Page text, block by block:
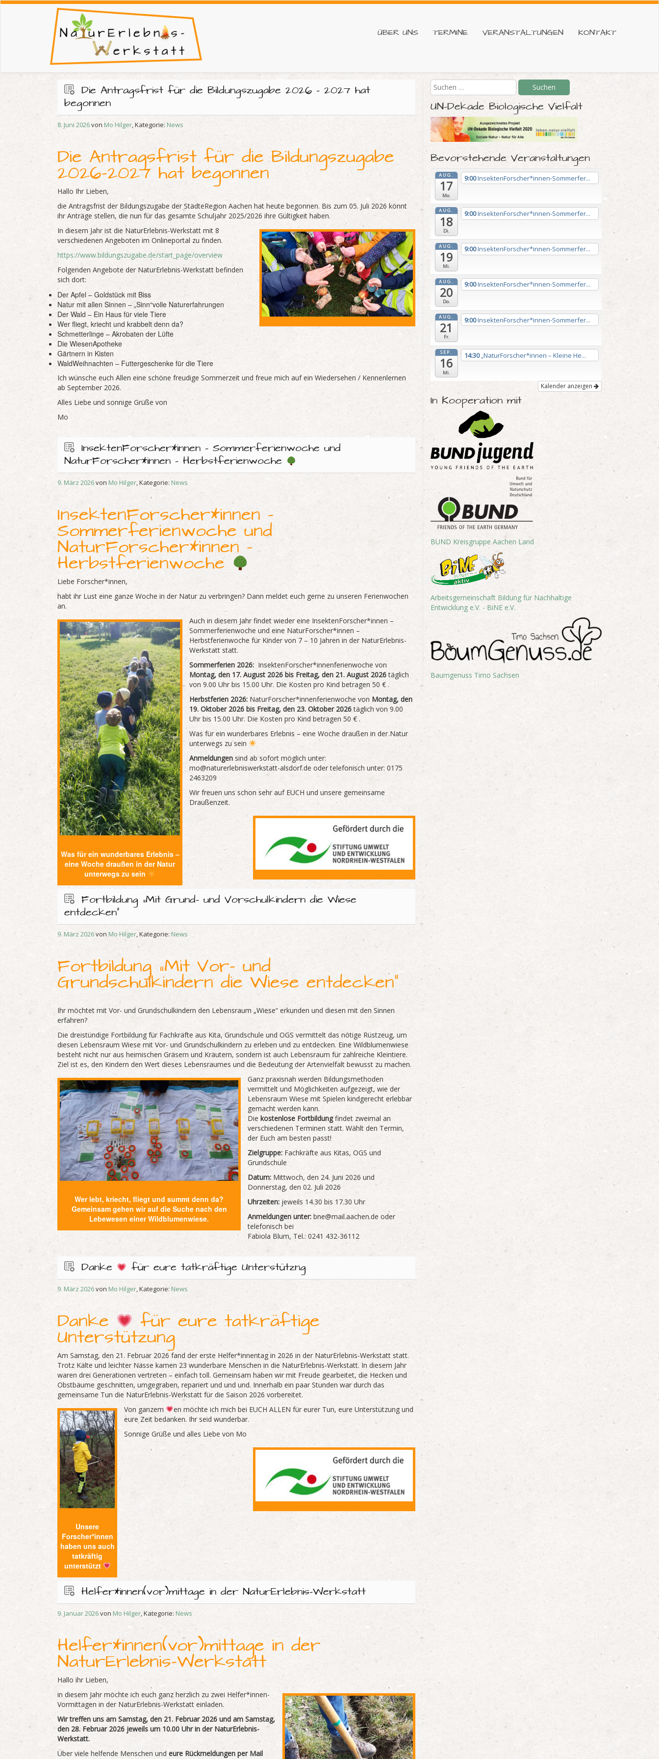
ÜBER UNS TERMINE VERANSTALTUNGEN KONTAKT
Die Antragsfrist für die Bildungszugabe 2026 – 2027 hat
begonnen
8. Juni 2026von Mo Hilger, Kategorie: News
Die Antragsfrist für die Bildungszugabe
2026-2027 hat begonnen
Hallo Ihr Lieben,
die Antragsfrist der Bildungszugabe der StädteRegion Aachen hat heute begonnen. Bis zum 05. Juli 2026 könnt
ihr Anträge stellen, die nun für das gesamte Schuljahr 2025/2026 ihre Gültigkeit haben.
In diesem Jahr ist die NaturErlebnis-Werkstatt mit 8
verschiedenen Angeboten im Onlineportal zu finden.
https://www.bildungszugabe.de/start_page/overview
Folgenden Angebote der NaturErlebnis-Werkstatt befinden
sich dort:
Der Apfel – Goldstück mit Biss
Natur mit allen Sinnen – „Sinn“volle Naturerfahrungen
Der Wald – Ein Haus für viele Tiere
Wer fliegt, kriecht und krabbelt denn da?
Schmetterlinge – Akrobaten der Lüfte
Die WiesenApotheke
Gärtnern in Kisten
WaldWeihnachten – Futtergeschenke für die Tiere
Ich wünsche euch Allen eine schöne freudige Sommerzeit und freue mich auf ein Wiedersehen / Kennenlernen
ab September 2026.
Alles Liebe und sonnige Grüße von
Mo
InsektenForscher*innen – Sommerferienwoche und
NaturForscher*innen – Herbstferienwoche
9. März 2026von Mo Hilger, Kategorie: News
InsektenForscher*innen –
Sommerferienwoche und
NaturForscher*innen –
Herbstferienwoche
Liebe Forscher*innen,
habt ihr Lust eine ganze Woche in der Natur zu verbringen? Dann meldet euch gerne zu unseren Ferienwochen
an.
Was für ein wunderbares Erlebnis –
eine Woche draußen in der Natur
unterwegs zu sein
Auch in diesem Jahr findet wieder eine InsektenForscher*innen –
Sommerferienwoche und eine NaturForscher*innen –
Herbstferienwoche für Kinder von 7 – 10 Jahren in der NaturErlebnis-
Werkstatt statt.
Sommerferien 2026: InsektenForscher*innenferienwoche von
Montag, den 17. August 2026 bis Freitag, den 21. August 2026täglich
von 9.00 Uhr bis 15.00 Uhr. Die Kosten pro Kind betragen 50 € .
Herbstferien 2026: NaturForscher*innenferienwoche von Montag, den
19. Oktober 2026 bis Freitag, den 23. Oktober 2026täglich von 9.00
Uhr bis 15.00 Uhr. Die Kosten pro Kind betragen 50 € .
Was für ein wunderbares Erlebnis – eine Woche draußen in der Natur
unterwegs zu sein
Anmeldungen sind ab sofort möglich unter:
mo@naturerlebniswerkstatt-alsdorf.de oder telefonisch unter: 0175
2463209
Wir freuen uns schon sehr auf EUCH und unsere gemeinsame
Draußenzeit.
Fortbildung „Mit Grund- und Vorschulkindern die Wiese
entdecken“
9. März 2026von Mo Hilger, Kategorie: News
Fortbildung „Mit Vor- und
Grundschulkindern die Wiese entdecken“
Ihr möchtet mit Vor- und Grundschulkindern den Lebensraum „Wiese“ erkunden und diesen mit den Sinnen
erfahren?
Die dreistündige Fortbildung für Fachkräfte aus Kita, Grundschule und OGS vermittelt das nötige Rüstzeug, um
diesen Lebensraum Wiese mit Vor- und Grundschulkindern zu erleben und zu entdecken. Eine Wildblumenwiese
besteht nicht nur aus heimischen Gräsern und Kräutern, sondern ist auch Lebensraum für zahlreiche Kleintiere.
Ziel ist es, den Kindern den Wert dieses Lebensraumes und die Bedeutung der Artenvielfalt bewusst zu machen.
Wer lebt, kriecht, fliegt und summt denn da?
Gemeinsam gehen wir auf die Suche nach den
Lebewesen einer Wildblumenwiese.
Ganz praxisnah werden Bildungsmethoden
vermittelt und Möglichkeiten aufgezeigt, wie der
Lebensraum Wiese mit Spielen kindgerecht erlebbar
gemacht werden kann.
Die kostenlose Fortbildungfindet zweimal an
verschiedenen Terminen statt. Wählt den Termin,
der Euch am besten passt!
Zielgruppe: Fachkräfte aus Kitas, OGS und
Grundschule
Datum: Mittwoch, den 24. Juni 2026 und
Donnerstag, den 02. Juli 2026
Uhrzeiten: jeweils 14.30 bis 17.30 Uhr
Anmeldungen unter: bne@mail.aachen.de oder
telefonisch bei
Fabiola Blum, Tel.: 0241 432-36112
Danke für eure tatkräftige Unterstützng
9. März 2026von Mo Hilger, Kategorie: News
Danke für eure tatkräftige
Unterstützung
Am Samstag, den 21. Februar 2026 fand der erste Helfer*innentag in 2026 in der NaturErlebnis-Werkstatt statt.
Trotz Kälte und leichter Nässe kamen 23 wunderbare Menschen in die NaturErlebnis-Werkstatt. In diesem Jahr
waren drei Generationen vertreten – einfach toll. Gemeinsam haben wir mit Freude gearbeitet, die Hecken und
Obstbäume geschnitten, umgegraben, repariert und und und. Innerhalb ein paar Stunden war durch das
gemeinsame Tun die NaturErlebnis-Werkstatt für die Saison 2026 vorbereitet.
Unsere
Forscher*innen
haben uns auch
tatkräftig
unterstützt
Von ganzem
en möchte ich mich bei EUCH ALLEN für eurer Tun, eure Unterstützung und
eure Zeit bedanken. Ihr seid wunderbar.
Sonnige Grüße und alles Liebe von Mo
Helfer*innen(vor)mittage in der NaturErlebnis-Werkstatt
9. Januar 2026von Mo Hilger, Kategorie: News
Helfer*innen(vor)mittage in der
NaturErlebnis-Werkstatt
Hallo ihr Lieben,
in diesem Jahr möchte ich euch ganz herzlich zu zwei Helfer*innen-
Vormittagen in der NaturErlebnis-Werkstatt einladen.
Wir treffen uns am Samstag, den 21. Februar 2026 und am Samstag,
den 28. Februar 2026 jeweils um 10.00 Uhr in der NaturErlebnis-
Werkstatt.
Über viele helfende Menschen und eure Rückmeldungen per Mail
UN-Dekade Biologische Vielfalt
Bevorstehende Veranstaltungen
AUG.
17
Mo.
9:00InsektenForscher*innen-Sommerfer...
AUG.
18
Di.
9:00InsektenForscher*innen-Sommerfer...
AUG.
19
Mi.
9:00InsektenForscher*innen-Sommerfer...
AUG.
20
Do.
9:00InsektenForscher*innen-Sommerfer...
AUG.
21
Fr.
9:00InsektenForscher*innen-Sommerfer...
SEP.
16
Mi.
14:30„NaturForscher*innen – Kleine He...
Kalender anzeigen
In Kooperation mit
BUND Kreisgruppe Aachen Land
Arbeitsgemeinschaft Bildung für Nachhaltige
Entwicklung e.V. - BiNE e.V.
Baumgenuss Timo Sachsen